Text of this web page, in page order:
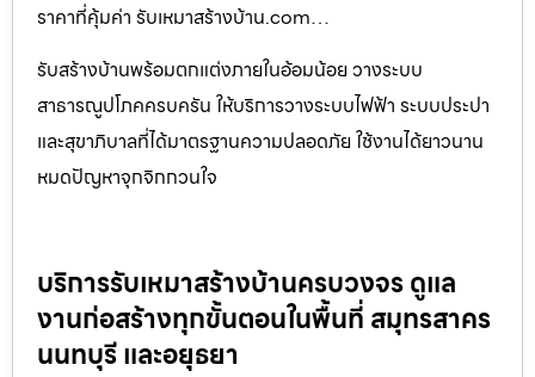
ราคาที่คุ้มค่า รับเหมาสร้างบ้าน.com…
รับสร้างบ้านพร้อมตกแต่งภายในอ้อมน้อย วางระบบ
สาธารณูปโภคครบครัน ให้บริการวางระบบไฟฟ้า ระบบประปา
และสุขาภิบาลที่ได้มาตรฐานความปลอดภัย ใช้งานได้ยาวนาน
หมดปัญหาจุกจิกกวนใจ
บริการรับเหมาสร้างบ้านครบวงจร ดูแล
งานก่อสร้างทุกขั้นตอนในพื้นที่ สมุทรสาคร
นนทบุรี และอยุธยา